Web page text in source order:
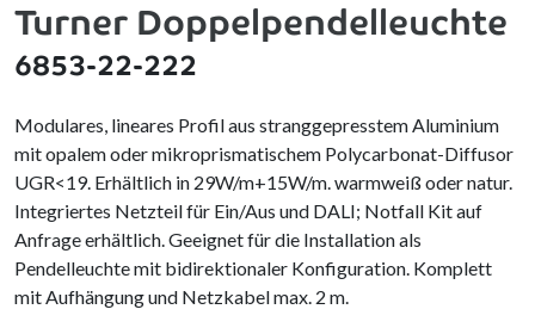
Turner Doppelpendelleuchte
6853-22-222
Modulares, lineares Profil aus stranggepresstem Aluminium
mit opalem oder mikroprismatischem Polycarbonat-Diffusor
UGR<19. Erhältlich in 29W/m+15W/m. warmweiß oder natur.
Integriertes Netzteil für Ein/Aus und DALI; Notfall Kit auf
Anfrage erhältlich. Geeignet für die Installation als
Pendelleuchte mit bidirektionaler Konfiguration. Komplett
mit Aufhängung und Netzkabel max. 2 m.